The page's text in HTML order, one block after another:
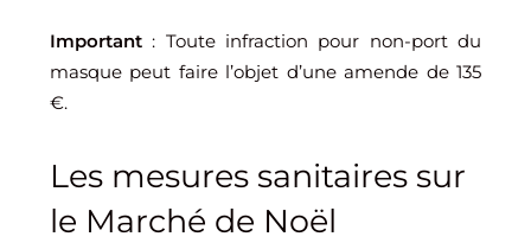
Important : Toute infraction pour non-port du
masque peut faire l’objet d’une amende de 135
€.
Les mesures sanitaires sur
le Marché de Noël